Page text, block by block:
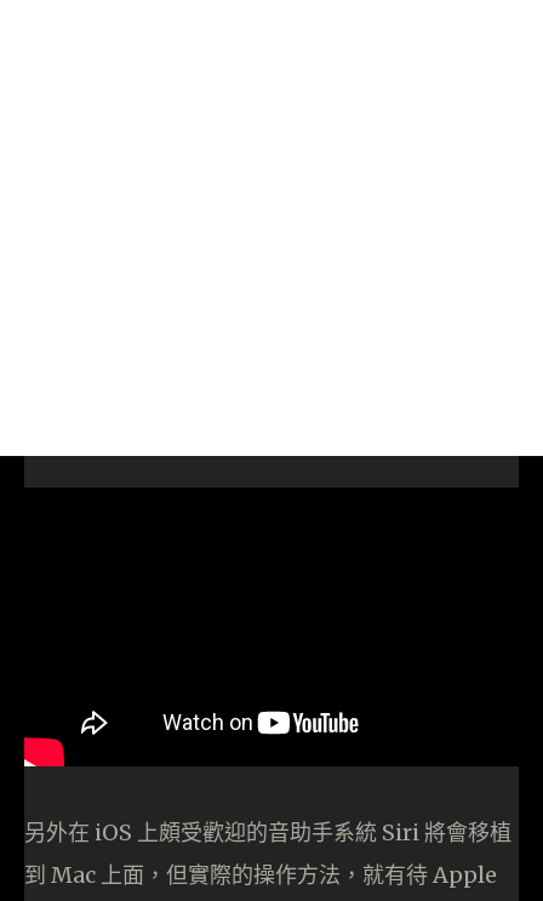
另外在 iOS 上頗受歡迎的音助手系統 Siri 將會移植
到 Mac 上面，但實際的操作方法，就有待 Apple